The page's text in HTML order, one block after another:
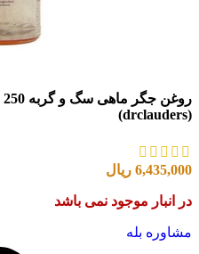
(drclauders)
6,435,000 ریال
در انبار موجود نمی باشد
مشاوره بله